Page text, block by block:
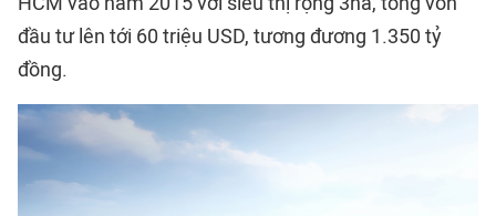
đầu tư lên tới 60 triệu USD, tương đương 1.350 tỷ
đồng.